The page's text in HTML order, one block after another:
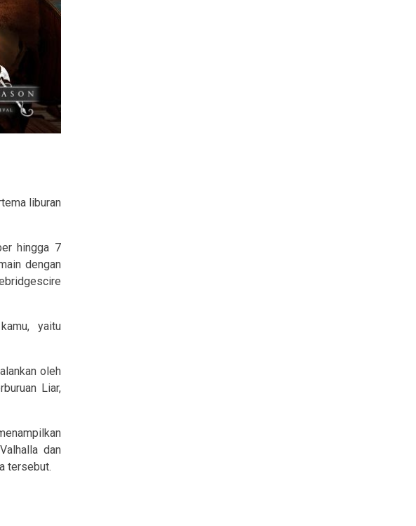
liburan
hingga 7
dengan
yaitu
oleh
Liar,
dan
tersebut.